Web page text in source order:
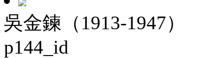
吳金鍊（1913-1947）
p144_id